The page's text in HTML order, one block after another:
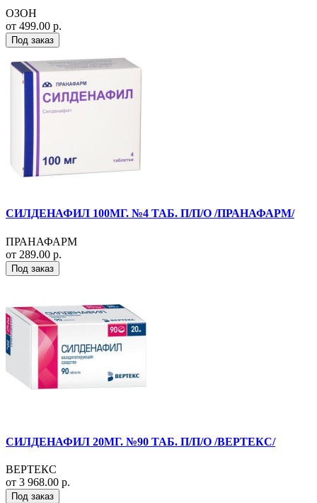
ОЗОН
от 499.00 р.
Под заказ
СИЛДЕНАФИЛ 100МГ. №4 ТАБ. П/П/О /ПРАНАФАРМ/
ПРАНАФАРМ
от 289.00 р.
Под заказ
СИЛДЕНАФИЛ 20МГ. №90 ТАБ. П/П/О /ВЕРТЕКС/
ВЕРТЕКС
от 3 968.00 р.
Под заказ